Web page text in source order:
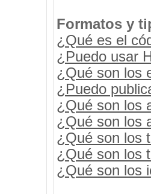
Formatos y
¿Qué es el
¿Puedo usar
¿Qué son los
¿Puedo
¿Qué son los
¿Qué son los
¿Qué son los
¿Qué son los
¿Qué son los